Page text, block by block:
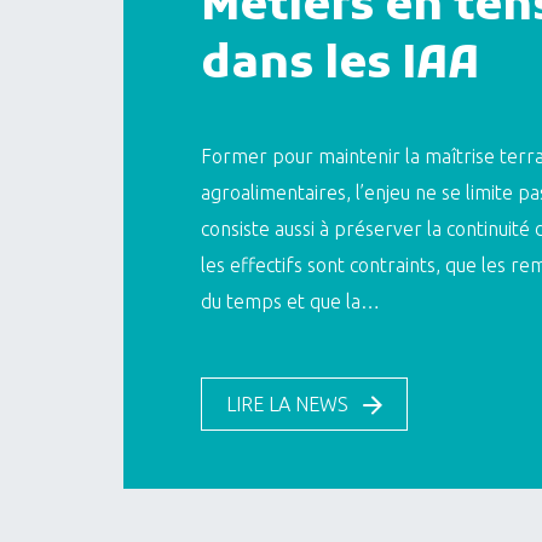
dans les IAA
Former pour maintenir la maîtrise
agroalimentaires, l’enjeu ne se limite
consiste aussi à préserver la continuité
les effectifs sont contraints, que les
du temps et que la…
LIRE LA NEWS